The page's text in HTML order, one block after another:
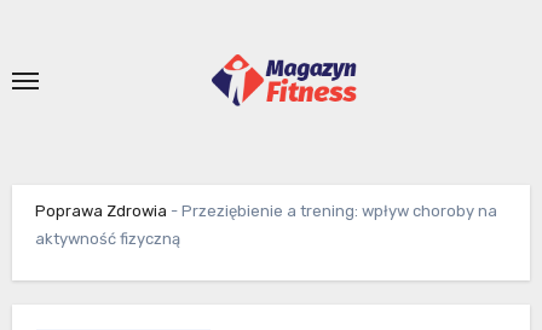
content
Poprawa Zdrowia -Przeziębienie a trening: wpływ choroby na
aktywność fizyczną